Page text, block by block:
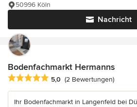
Nachricht
50996 Köln
Bodenfachmarkt Hermanns
Durchschnittliche Bewertung: 5 von 5
5,0 (2 Bewertungen)
Ihr Bodenfachmarkt in Langenfeld bei